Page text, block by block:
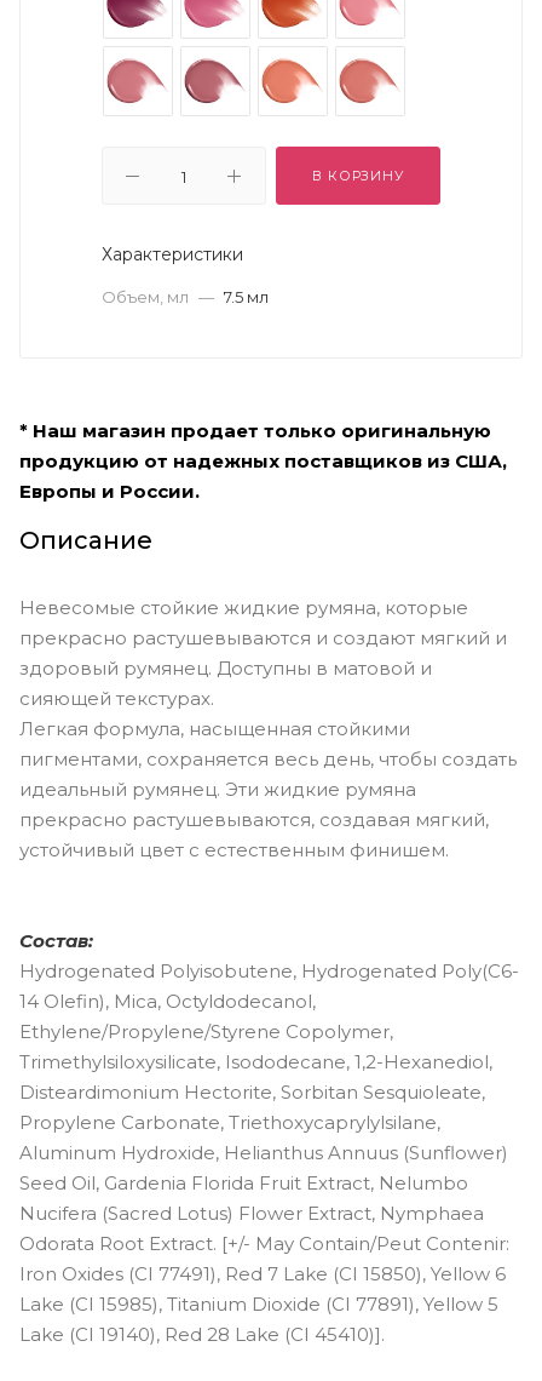
В КОРЗИНУ
Характеристики
Объем, мл — 7.5 мл
* Наш магазин продает только оригинальную
продукцию от надежных поставщиков из США,
Европы и России.
Описание
Невесомые стойкие жидкие румяна, которые
прекрасно растушевываются и создают мягкий и
здоровый румянец. Доступны в матовой и
сияющей текстурах.
Легкая формула, насыщенная стойкими
пигментами, сохраняется весь день, чтобы создать
идеальный румянец. Эти жидкие румяна
прекрасно растушевываются, создавая мягкий,
устойчивый цвет с естественным финишем.
Состав:
Hydrogenated Polyisobutene, Hydrogenated Poly(C6-
14 Olefin), Mica, Octyldodecanol,
Ethylene/Propylene/Styrene Copolymer,
Trimethylsiloxysilicate, Isododecane, 1,2-Hexanediol,
Disteardimonium Hectorite, Sorbitan Sesquioleate,
Propylene Carbonate, Triethoxycaprylylsilane,
Aluminum Hydroxide, Helianthus Annuus (Sunflower)
Seed Oil, Gardenia Florida Fruit Extract, Nelumbo
Nucifera (Sacred Lotus) Flower Extract, Nymphaea
Odorata Root Extract. [+/- May Contain/Peut Contenir:
Iron Oxides (CI 77491), Red 7 Lake (CI 15850), Yellow 6
Lake (CI 15985), Titanium Dioxide (CI 77891), Yellow 5
Lake (CI 19140), Red 28 Lake (CI 45410)].